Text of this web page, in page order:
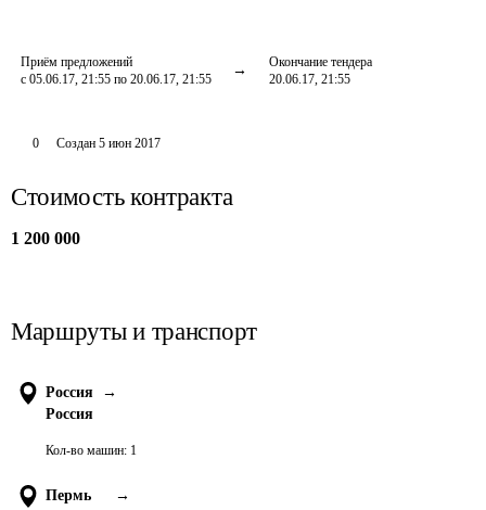
Приём предложений
с 05.06.17, 21:55 по 20.06.17, 21:55
Окончание тендера
20.06.17, 21:55
0 Создан 5 июн 2017
Стоимость контракта
1 200 000
Маршруты и транспорт
Россия
→
Россия
Кол-во машин: 1
Пермь →